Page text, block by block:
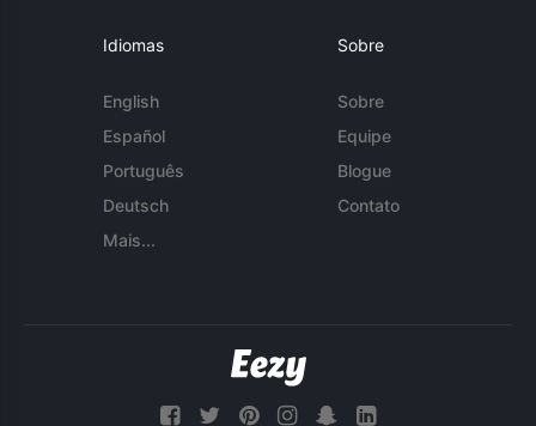
Idiomas
English
Español
Português
Deutsch
Mais...
Sobre
Sobre
Equipe
Blogue
Contato